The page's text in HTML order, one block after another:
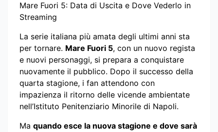
Mare Fuori 5: Data di Uscita e Dove Vederlo in
Streaming
La serie italiana più amata degli ultimi anni sta
per tornare. Mare Fuori 5, con un nuovo regista
e nuovi personaggi, si prepara a conquistare
nuovamente il pubblico. Dopo il successo della
quarta stagione, i fan attendono con
impazienza il ritorno delle vicende ambientate
nell’Istituto Penitenziario Minorile di Napoli.
Ma quando esce la nuova stagione e dove sarà